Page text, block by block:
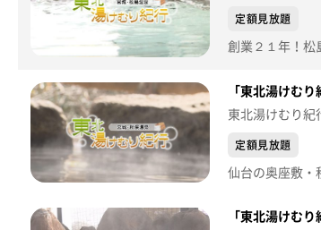
定額見放題
「東北湯けむ
東北湯けむり紀
定額見放題
「東北湯けむ